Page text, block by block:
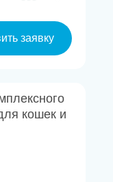
заявку